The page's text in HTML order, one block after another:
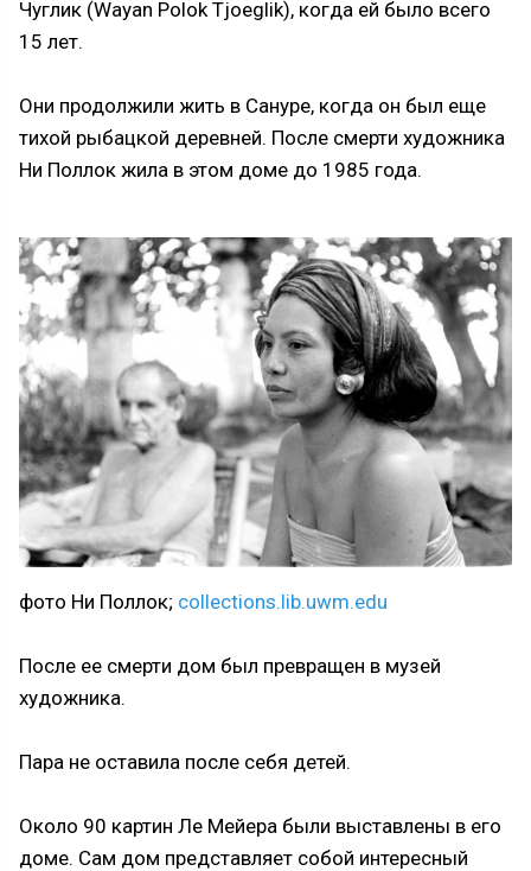
Чуглик (Wayan Polok Tjoeglik), когда ей было всего
15 лет.
Они продолжили жить в Сануре, когда он был еще
тихой рыбацкой деревней. После смерти художника
Ни Поллок жила в этом доме до 1985 года.
фото Ни Поллок; collections.lib.uwm.edu
После ее смерти дом был превращен в музей
художника.
Пара не оставила после себя детей.
Около 90 картин Ле Мейера были выставлены в его
доме. Сам дом представляет собой интересный